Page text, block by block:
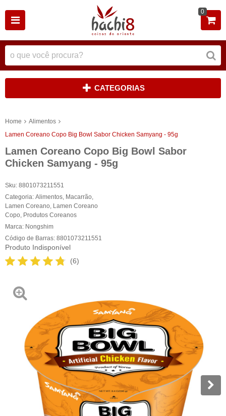
0
CATEGORIAS
Home
Alimentos
Lamen Coreano Copo Big Bowl Sabor Chicken Samyang - 95g
Lamen Coreano Copo Big Bowl Sabor
Chicken Samyang - 95g
Sku: 8801073211551
Categoria: Alimentos Macarrão
Lamen Coreano Lamen Coreano
Copo Produtos Coreanos
Marca: Nongshim
Código de Barras: 8801073211551
Produto Indisponível
(6)